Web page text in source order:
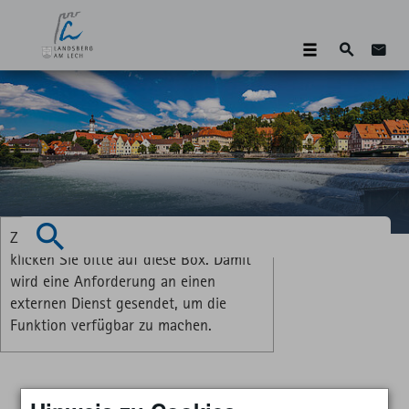
Suche
Zum Aktivieren der Vorlesefunktion
klicken Sie bitte auf diese Box. Damit
wird eine Anforderung an einen
externen Dienst gesendet, um die
Funktion verfügbar zu machen.
Suchen